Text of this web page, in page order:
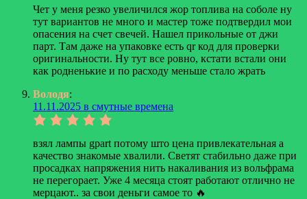
Чет у меня резко увеличился жор топлива на соболе ну
тут вариантов не много и мастер тоже подтвердил мои
опасения на счет свечей. Нашел прикольные от джи
парт. Там даже на упаковке есть qr код для проверки
оригинальности. Ну тут все ровно, кстати встали они
как родненькие и по расходу меньше стало жрать
Володя:
11.11.2025 в смутные времена
взял лампы gpart потому што цена привлекательная а
качество знакомые хвалили. Светят стабильно даже при
просадках напряжения нить накаливания из вольфрама
не перегорает. Уже 4 месяца стоят работают отлично не
мерцают.. за свои деньги самое то 🔥